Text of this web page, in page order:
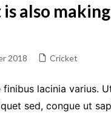
also
2018 Cricket
finibus lacinia varius.
sed, congue ut